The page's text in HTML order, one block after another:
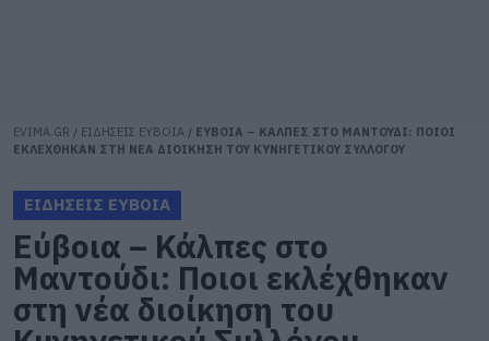
EVIMA.GR / ΕΙΔΗΣΕΙΣ ΕΥΒΟΙΑ / ΕΥΒΟΙΑ – ΚΑΛΠΕΣ ΣΤΟ ΜΑΝΤΟΥΔΙ: ΠΟΙΟΙ
ΕΚΛΕΧΘΗΚΑΝ ΣΤΗ ΝΕΑ ΔΙΟΙΚΗΣΗ ΤΟΥ ΚΥΝΗΓΕΤΙΚΟΥ ΣΥΛΛΟΓΟΥ
ΕΙΔΗΣΕΙΣ ΕΥΒΟΙΑ
Εύβοια – Κάλπες στο
Μαντούδι: Ποιοι εκλέχθηκαν
στη νέα διοίκηση του